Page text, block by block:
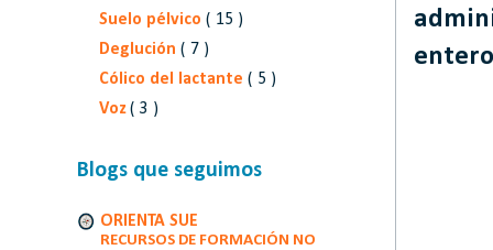
Suelo pélvico ( 15 )
Deglución ( 7 )
Cólico del lactante ( 5 )
Voz( 3 )
Blogs que seguimos
ORIENTA SUE
RECURSOS DE FORMACIÓN NO